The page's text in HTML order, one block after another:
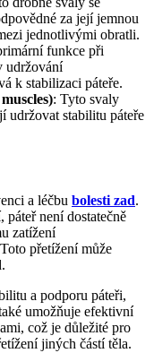
za její jemnou
jednotlivými obratli.
funkce při
udržování
k stabilizaci páteře.
: Tyto svaly
udržovat stabilitu páteře
a léčbu bolesti zad.
není dostatečně
zatížení
přetížení může
a podporu páteři,
umožňuje efektivní
což je důležité pro
jiných částí těla.